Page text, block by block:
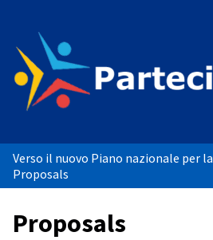
Verso il nuovo Piano nazionale per
Proposals
Proposals